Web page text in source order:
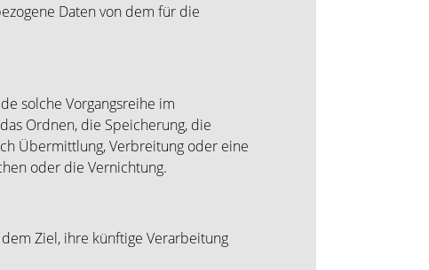
Daten von dem für die
solche Vorgangsreihe im
Ordnen, die Speicherung, die
Übermittlung, Verbreitung oder eine
oder die Vernichtung.
Ziel, ihre künftige Verarbeitung